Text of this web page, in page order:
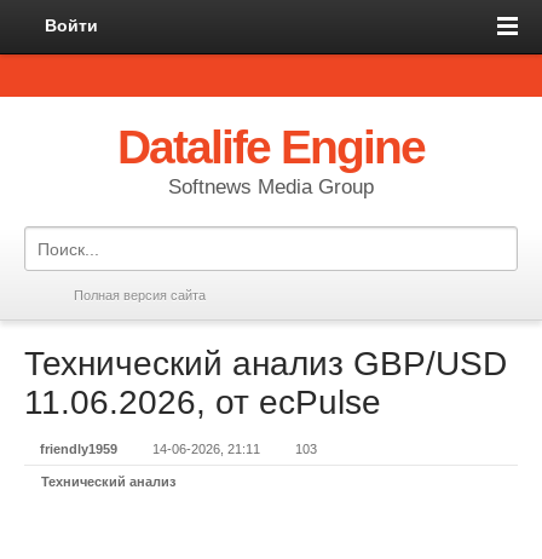
Войти
Datalife Engine
Softnews Media Group
Полная версия сайта
Технический анализ GBP/USD
11.06.2026, от ecPulse
friendly1959 14-06-2026, 21:11 103
Технический анализ